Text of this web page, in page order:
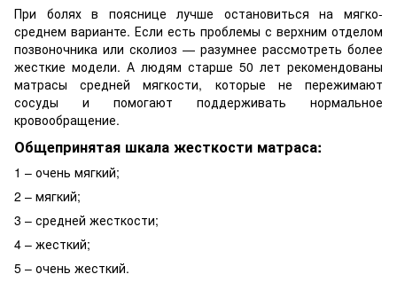
При болях в пояснице лучше остановиться на мягко-
среднем варианте. Если есть проблемы с верхним отделом
позвоночника или сколиоз — разумнее рассмотреть более
жесткие модели. А людям старше 50 лет рекомендованы
матрасы средней мягкости, которые не пережимают
сосуды и помогают поддерживать нормальное
кровообращение.
Общепринятая шкала жесткости матраса:
1 – очень мягкий;
2 – мягкий;
3 – средней жесткости;
4 – жесткий;
5 – очень жесткий.